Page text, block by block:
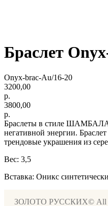
Браслет
Onyx-brac-Au/16-20
3200,00
р.
3800,00
р.
Браслеты в стиле ШАМБАЛА
негативной энергии.
трендовые украшения из
Вес: 3,5
Вставка: Оникс
ЗОЛОТО РУССКИХ© All